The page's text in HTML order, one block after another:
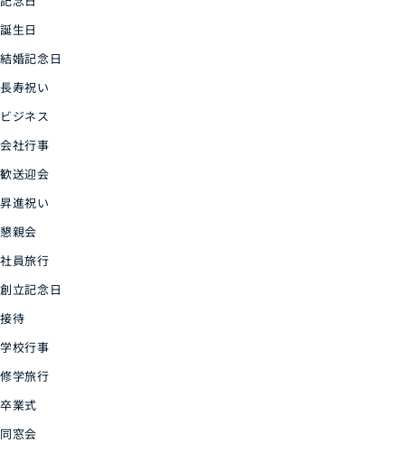
誕生日
結婚記念日
長寿祝い
ビジネス
会社行事
歓送迎会
昇進祝い
懇親会
社員旅行
創立記念日
接待
学校行事
修学旅行
卒業式
同窓会